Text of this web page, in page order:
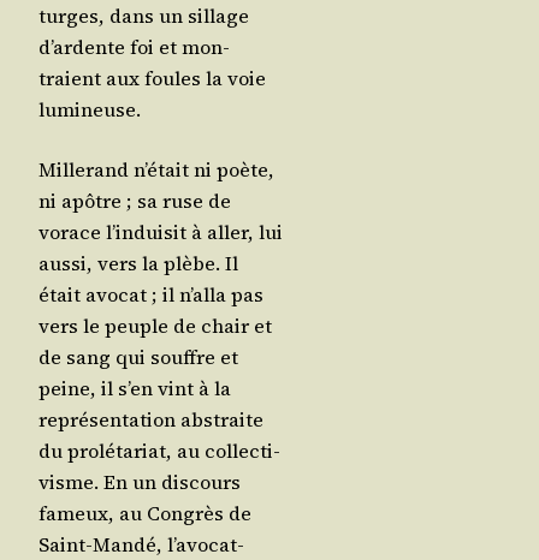
turges, dans un sillage
d’ar­dente foi et mon­
traient aux foules la voie
lumineuse.
Mil­le­rand n’é­tait ni poète,
ni apôtre ; sa ruse de
vorace l’in­dui­sit à aller, lui
aus­si, vers la plèbe. Il
était avo­cat ; il n’al­la pas
vers le peuple de chair et
de sang qui souffre et
peine, il s’en vint à la
repré­sen­ta­tion abs­traite
du pro­lé­ta­riat, au col­lec­ti­
visme. En un dis­cours
fameux, au Congrès de
Saint-Man­dé, l’a­vo­cat-